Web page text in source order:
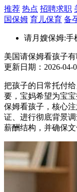
推荐 热点 招聘求职
国保姆 育儿保育 备
请月嫂保姆:手
美国请保姆看孩子
更新日期：2026-04-
把孩子的日常托付
要，宝妈希望为宝
保姆看孩子，核心
证、进行彻底背景
薪酬结构，并确保文